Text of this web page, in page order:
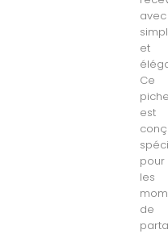
avec
et
Ce
est
pour
les
de